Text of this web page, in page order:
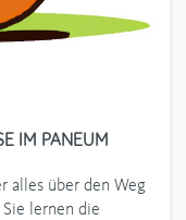
IM PANEUM
alles über den Weg
lernen die